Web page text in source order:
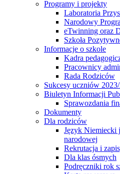
Programy i projekty
Laboratoria
Narodowy
eTwinning oraz
Szkoła
Informacje o szkole
Kadra
Pracownicy
Rada Rodziców
Sukcesy uczniów
Biuletyn Informacji
Sprawozdania
Dokumenty
Dla rodziców
Język Niemiecki
narodowej
Rekrutacja i
Dla klas ósmych
Podręczniki rok